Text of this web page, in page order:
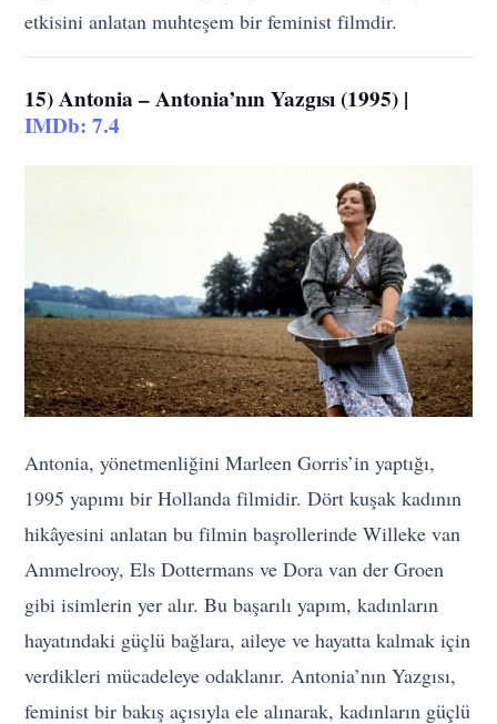
etkisini anlatan muhteşem bir feminist filmdir.
15) Antonia – Antonia’nın Yazgısı (1995) |
IMDb: 7.4
Antonia, yönetmenliğini Marleen Gorris’in yaptığı,
1995 yapımı bir Hollanda filmidir. Dört kuşak kadının
hikâyesini anlatan bu filmin başrollerinde Willeke van
Ammelrooy, Els Dottermans ve Dora van der Groen
gibi isimlerin yer alır. Bu başarılı yapım, kadınların
hayatındaki güçlü bağlara, aileye ve hayatta kalmak için
verdikleri mücadeleye odaklanır. Antonia’nın Yazgısı,
feminist bir bakış açısıyla ele alınarak, kadınların güçlü